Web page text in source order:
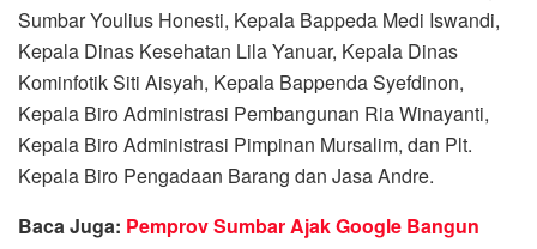
Sumbar Youlius Honesti, Kepala Bappeda Medi Iswandi,
Kepala Dinas Kesehatan Lila Yanuar, Kepala Dinas
Kominfotik Siti Aisyah, Kepala Bappenda Syefdinon,
Kepala Biro Administrasi Pembangunan Ria Winayanti,
Kepala Biro Administrasi Pimpinan Mursalim, dan Plt.
Kepala Biro Pengadaan Barang dan Jasa Andre.
Baca Juga: Pemprov Sumbar Ajak Google Bangun